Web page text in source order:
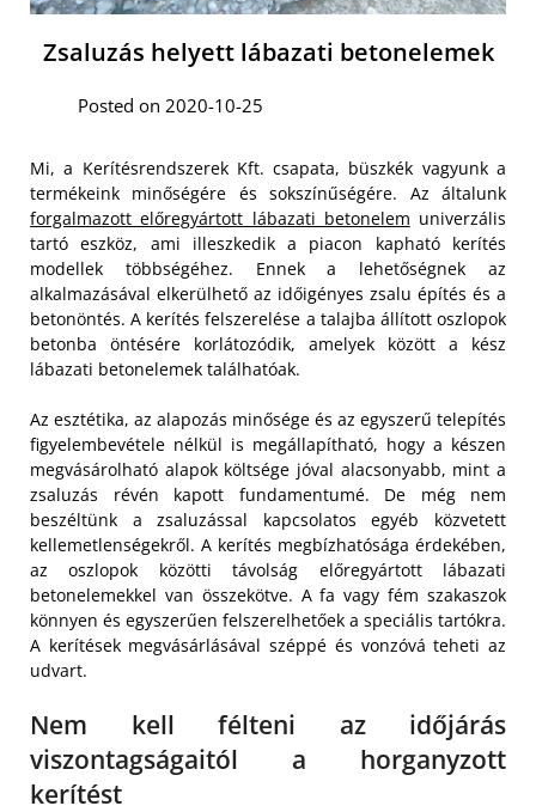
Zsaluzás helyett lábazati betonelemek
Posted on 2020-10-25
Mi, a Kerítésrendszerek Kft. csapata, büszkék vagyunk a
termékeink minőségére és sokszínűségére. Az általunk
forgalmazott előregyártott lábazati betonelem univerzális
tartó eszköz, ami illeszkedik a piacon kapható kerítés
modellek többségéhez. Ennek a lehetőségnek az
alkalmazásával elkerülhető az időigényes zsalu építés és a
betonöntés. A kerítés felszerelése a talajba állított oszlopok
betonba öntésére korlátozódik, amelyek között a kész
lábazati betonelemek találhatóak.
Az esztétika, az alapozás minősége és az egyszerű telepítés
figyelembevétele nélkül is megállapítható, hogy a készen
megvásárolható alapok költsége jóval alacsonyabb, mint a
zsaluzás révén kapott fundamentumé. De még nem
beszéltünk a zsaluzással kapcsolatos egyéb közvetett
kellemetlenségekről. A kerítés megbízhatósága érdekében,
az oszlopok közötti távolság előregyártott lábazati
betonelemekkel van összekötve. A fa vagy fém szakaszok
könnyen és egyszerűen felszerelhetőek a speciális tartókra.
A kerítések megvásárlásával széppé és vonzóvá teheti az
udvart.
Nem kell félteni az időjárás
viszontagságaitól a horganyzott
kerítést